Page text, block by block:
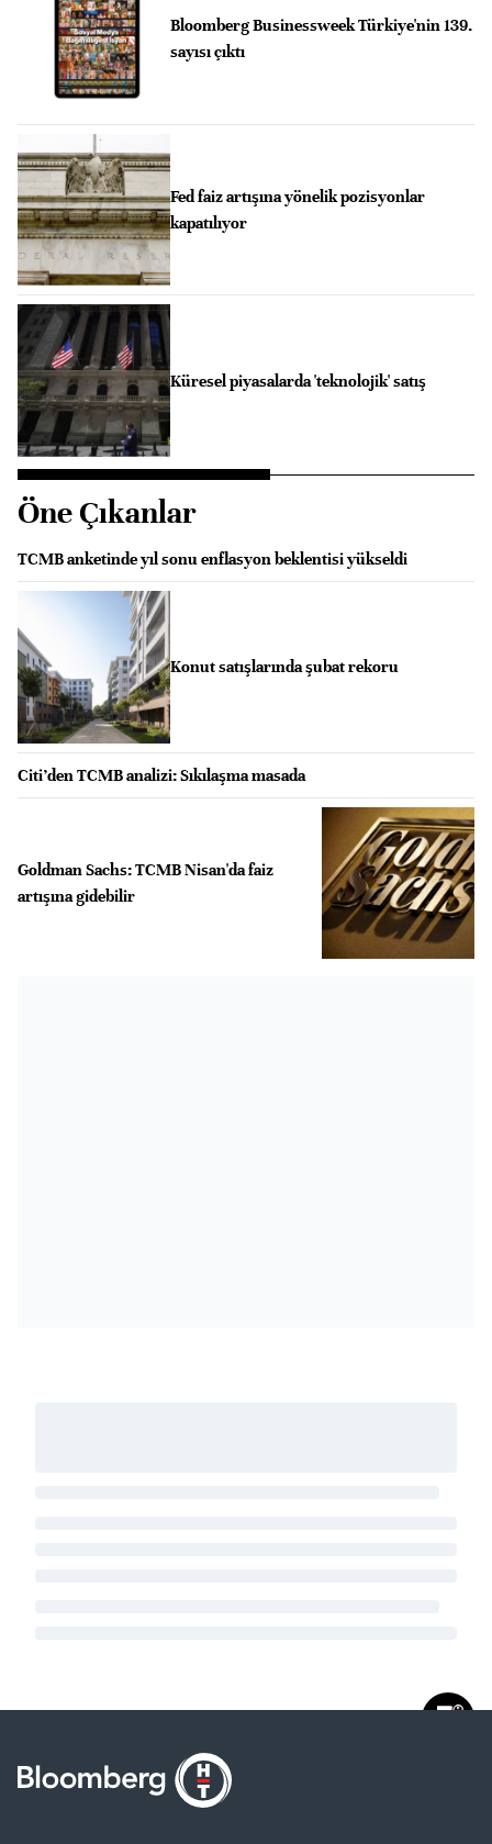
Bloomberg Businessweek Türkiye'nin 139.
sayısı çıktı
Fed faiz artışına yönelik pozisyonlar
kapatılıyor
Küresel piyasalarda 'teknolojik' satış
Öne Çıkanlar
TCMB anketinde yıl sonu enflasyon beklentisi yükseldi
Konut satışlarında şubat rekoru
Citi’den TCMB analizi: Sıkılaşma masada
Goldman Sachs: TCMB Nisan'da faiz
artışına gidebilir